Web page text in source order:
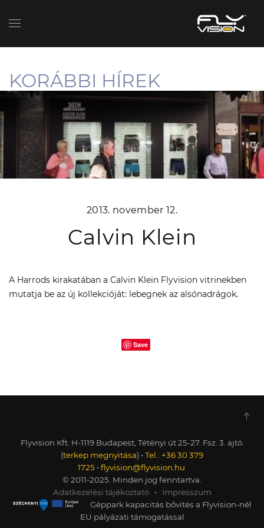
KORÁBBI HÍREK
2013. november 12.
Calvin Klein
A Harrods kirakatában a Calvin Klein Flyvision vitrinekben
mutatja be az új kollekcióját: lebegnek az alsónadrágok.
Save
Flyvision Kft. H-1119 Budapest, Tétényi út 25-27. Fsz. 3. ajtó.
(terkep megnyitása) • Tel.: +36 30 379
1725 • flyvision@flyvision.hu
© 2011-2025. Minden jog fenntartva.
Adatkezelési tájékoztató• Impresszum
Géppark kapacitás bővítés a Flyvision-nél
EU pályázati támogatással